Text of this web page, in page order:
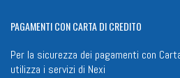
PAGAMENTICON CARTA DI CREDITO
Per la sicurezza dei pagamenti con
utilizza i servizi di Nexi